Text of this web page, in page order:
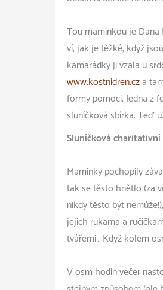
Tou maminkou je
ví, jak je těžké, když
kamarádky ji vzala u
www.kostnidren.cza
formy pomoci. Jedna z
sluníčková sbírka. Teď
Sluníčková
Maminky pochopily
tak se těsto hnětlo (za
nikdy těsto být
jejich rukama a
tvářemi… Když kolem
V osm hodin večer